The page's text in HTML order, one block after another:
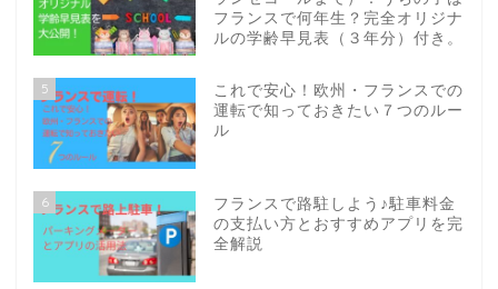
フランスで何年生？完全オリジナ
ルの学齢早見表（３年分）付き。
5
これで安心！欧州・フランスでの
運転で知っておきたい７つのルー
ル
6
フランスで路駐しよう♪駐車料金
の支払い方とおすすめアプリを完
全解説